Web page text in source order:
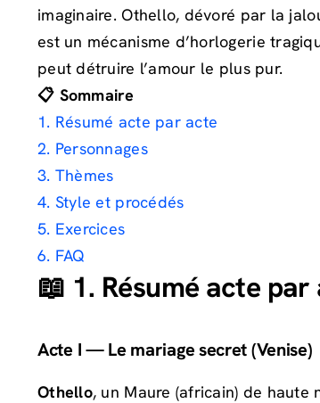
imaginaire. Othello, dévoré par la
est un mécanisme d’horlogerie
peut détruire l’amour le plus pur.
📋 Sommaire
1. Résumé acte par acte
2. Personnages
3. Thèmes
4. Style et procédés
5. Exercices
6. FAQ
📖 1. Résumé acte par
Acte I — Le mariage secret (Venise)
Othello, un Maure (africain) de haute